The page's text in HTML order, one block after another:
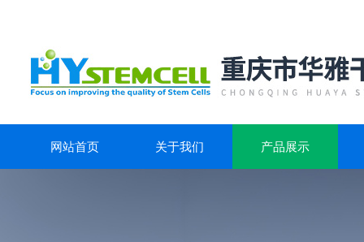
网站首页 关于我们 产品展示